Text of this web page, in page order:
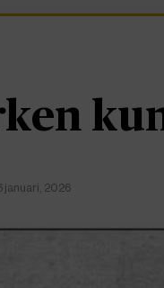
januari, 2026